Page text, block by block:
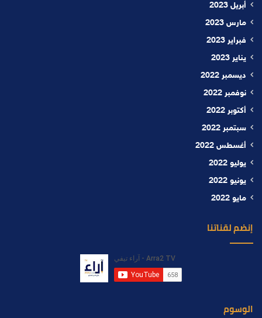
أبريل 2023
مارس 2023
فبراير 2023
يناير 2023
ديسمبر 2022
نوفمبر 2022
أكتوبر 2022
سبتمبر 2022
أغسطس 2022
يوليو 2022
يونيو 2022
مايو 2022
إنضم لقناتنا
الوسوم